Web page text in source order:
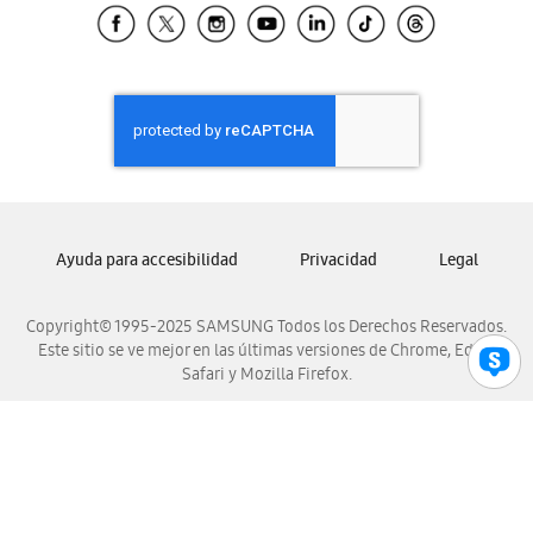
Samsung El Salvador
Samsung Honduras
Samsung Nicaragua
Samsung Panamá
Samsung Venezuela
Copyright© 1995-2025 SAMSUNG Todos los Derechos Reservados.
Este sitio se ve mejor en las últimas versiones de Chrome, Edge,
Safari y Mozilla Firefox.
Ayuda para accesibilidad Privacidad Legal